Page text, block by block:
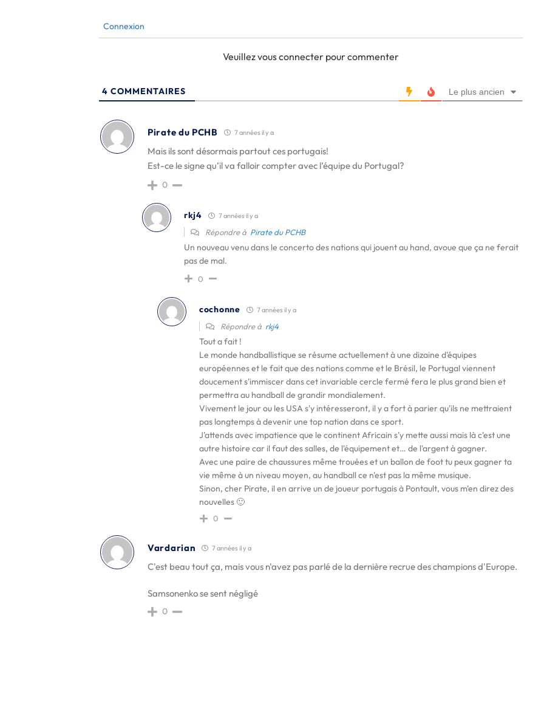
Connexion
Veuillez vous connecter pour commenter
4 COMMENTAIRES Le plus ancien
Pirate du PCHB 7 années il y a
Mais ils sont désormais partout ces portugais!
Est-ce le signe qu’il va falloir compter avec l’équipe du Portugal?
0
rkj4 7 années il y a
Répondre à Pirate du PCHB
Un nouveau venu dans le concerto des nations qui jouent au hand, avoue que ça ne ferait
pas de mal.
0
cochonne 7 années il y a
Répondre à rkj4
Tout a fait !
Le monde handballistique se résume actuellement à une dizaine d'équipes
européennes et le fait que des nations comme et le Brésil, le Portugal viennent
doucement s'immiscer dans cet invariable cercle fermé fera le plus grand bien et
permettra au handball de grandir mondialement.
Vivement le jour ou les USA s'y intéresseront, il y a fort à parier qu'ils ne mettraient
pas longtemps à devenir une top nation dans ce sport.
J'attends avec impatience que le continent Africain s'y mette aussi mais là c'est une
autre histoire car il faut des salles, de l'équipement et… de l'argent à gagner.
Avec une paire de chaussures même trouées et un ballon de foot tu peux gagner ta
vie même à un niveau moyen, au handball ce n'est pas la même musique.
Sinon, cher Pirate, il en arrive un de joueur portugais à Pontault, vous m'en direz des
nouvelles 🙂
0
Vardarian 7 années il y a
C'est beau tout ça, mais vous n'avez pas parlé de la dernière recrue des champions d'Europe.
Samsonenko se sent négligé
0